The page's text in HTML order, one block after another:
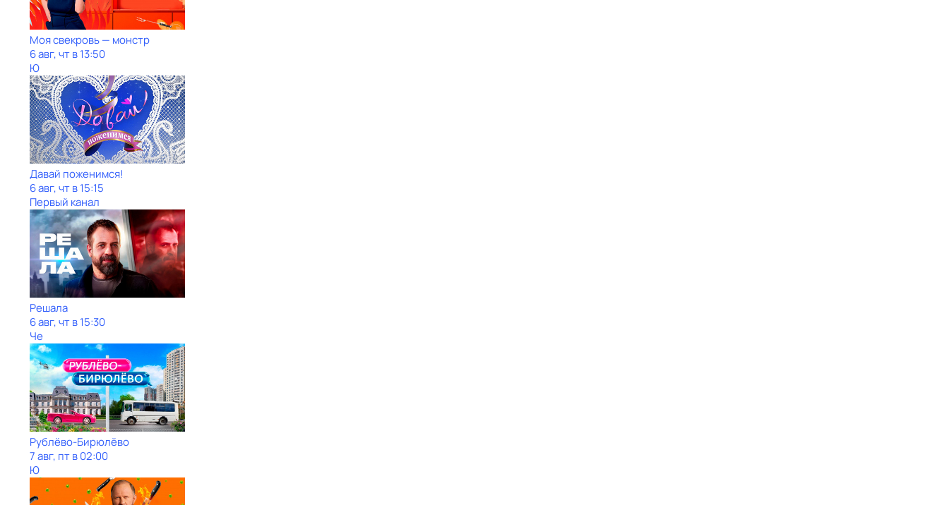
Моя свекровь — монстр
6 авг, чт в 13:50
Ю
Давай поженимся!
6 авг, чт в 15:15
Первый канал
Решала
6 авг, чт в 15:30
Че
Рублёво-Бирюлёво
7 авг, пт в 02:00
Ю